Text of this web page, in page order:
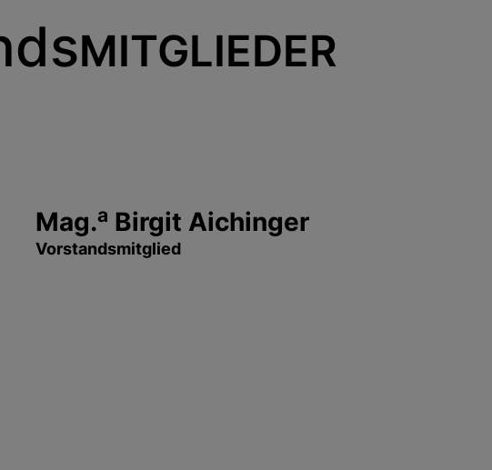
MITGLIEDER
Mag.a Birgit Aichinger
Vorstandsmitglied